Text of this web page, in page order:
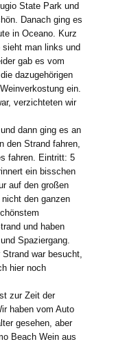
State Park und
Danach ging es
in Oceano. Kurz
man links und
gab es vom
dazugehörigen
ein.
verzichteten wir
dann ging es an
den Strand fahren,
fahren. Eintritt: 5
ein bisschen
auf den großen
den ganzen
und haben
Spaziergang.
war besucht,
hier noch
zur Zeit der
haben vom Auto
gesehen, aber
Beach Wein aus